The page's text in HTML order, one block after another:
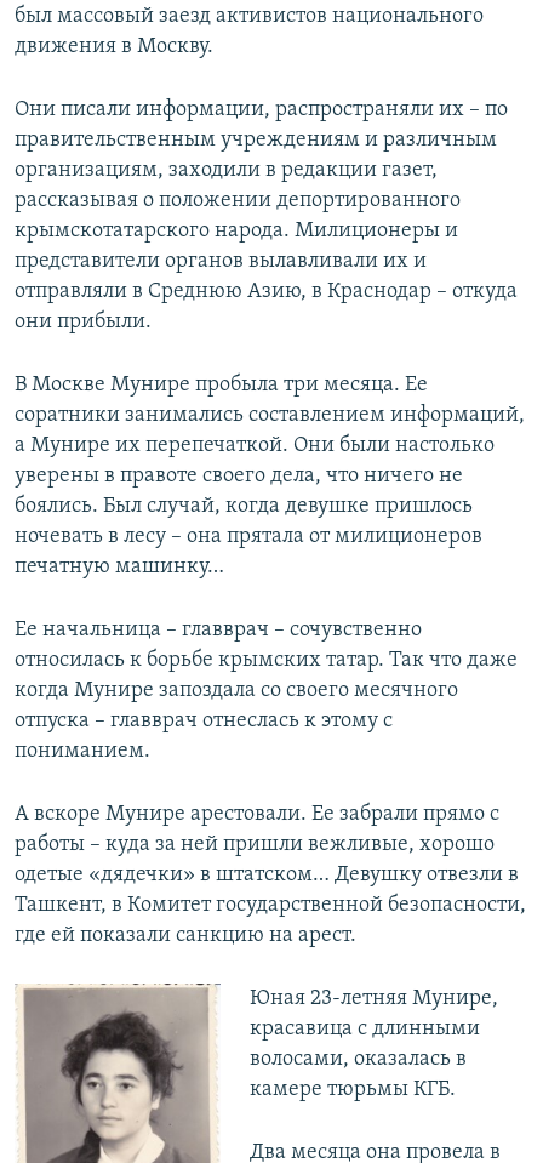
был массовый заезд активистов национального
движения в Москву.
Они писали информации, распространяли их – по
правительственным учреждениям и различным
организациям, заходили в редакции газет,
рассказывая о положении депортированного
крымскотатарского народа. Милиционеры и
представители органов вылавливали их и
отправляли в Среднюю Азию, в Краснодар – откуда
они прибыли.
В Москве Мунире пробыла три месяца. Ее
соратники занимались составлением информаций,
а Мунире их перепечаткой. Они были настолько
уверены в правоте своего дела, что ничего не
боялись. Был случай, когда девушке пришлось
ночевать в лесу – она прятала от милиционеров
печатную машинку…
Ее начальница – главврач – сочувственно
относилась к борьбе крымских татар. Так что даже
когда Мунире запоздала со своего месячного
отпуска – главврач отнеслась к этому с
пониманием.
А вскоре Мунире арестовали. Ее забрали прямо с
работы – куда за ней пришли вежливые, хорошо
одетые «дядечки» в штатском… Девушку отвезли в
Ташкент, в Комитет государственной безопасности,
где ей показали санкцию на арест.
Юная 23-летняя Мунире,
красавица с длинными
волосами, оказалась в
камере тюрьмы КГБ.
Два месяца она провела в